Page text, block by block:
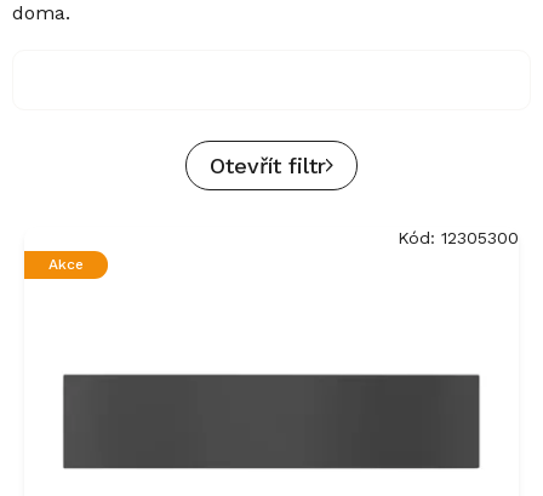
doma.
Otevřít filtr
p
Akce
Kód: 12305300